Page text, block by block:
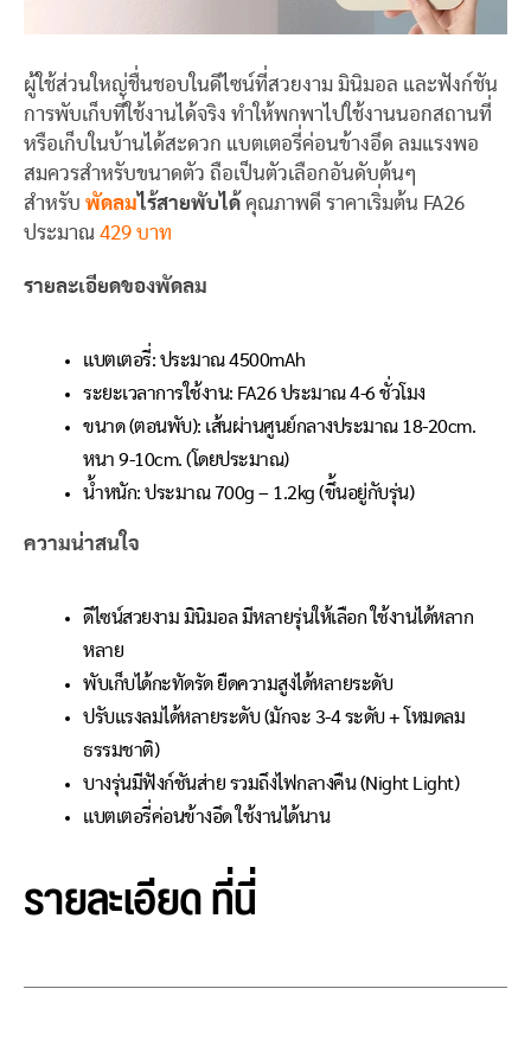
ผู้ใช้ส่วนใหญ่ชื่นชอบในดีไซน์ที่สวยงาม มินิมอล และฟังก์ชัน
การพับเก็บที่ใช้งานได้จริง ทำให้พกพาไปใช้งานนอกสถานที่
หรือเก็บในบ้านได้สะดวก แบตเตอรี่ค่อนข้างอึด ลมแรงพอ
สมควรสำหรับขนาดตัว ถือเป็นตัวเลือกอันดับต้นๆ
สำหรับ พัดลมไร้สายพับได้ คุณภาพดี ราคาเริ่มต้น FA26
ประมาณ 429 บาท
รายละเอียดของพัดลม
แบตเตอรี่: ประมาณ 4500mAh
ระยะเวลาการใช้งาน: FA26 ประมาณ 4-6 ชั่วโมง
ขนาด (ตอนพับ): เส้นผ่านศูนย์กลางประมาณ 18-20cm.
หนา 9-10cm. (โดยประมาณ)
น้ำหนัก: ประมาณ 700g – 1.2kg (ขึ้นอยู่กับรุ่น)
ความน่าสนใจ
ดีไซน์สวยงาม มินิมอล มีหลายรุ่นให้เลือก ใช้งานได้หลาก
หลาย
พับเก็บได้กะทัดรัด ยืดความสูงได้หลายระดับ
ปรับแรงลมได้หลายระดับ (มักจะ 3-4 ระดับ + โหมดลม
ธรรมชาติ)
บางรุ่นมีฟังก์ชันส่าย รวมถึงไฟกลางคืน (Night Light)
แบตเตอรี่ค่อนข้างอึด ใช้งานได้นาน
รายละเอียดที่นี่